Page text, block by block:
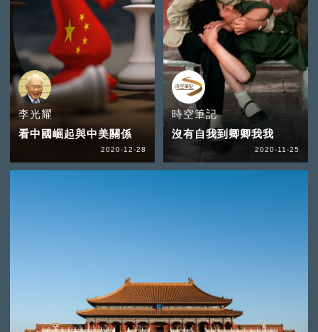
李光耀
看中國崛起與中美關係
2020-12-28
時空筆記
沒有自我到卿卿我我
2020-11-25